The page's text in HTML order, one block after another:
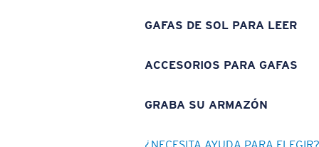
GAFAS DE SOL PARA LEER
ACCESORIOS PARA GAFAS
GRABA SU ARMAZÓN